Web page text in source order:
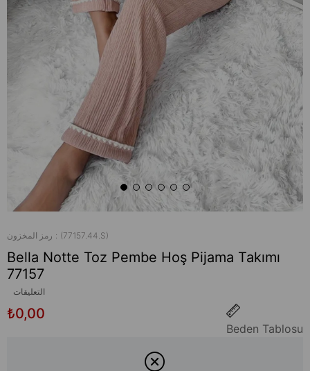
رمز المخزون (77157.44.S)
Bella Notte Toz Pembe Hoş Pijama Takımı
77157
التعليقات
₺0,00
Beden Tablosu